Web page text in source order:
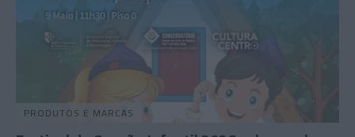
PRODUTOS E MARCAS